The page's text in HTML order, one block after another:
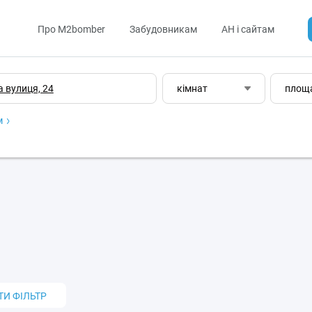
Про M2bomber Забудовникам АН і сайтам
кімнат
ФІЛЬТР